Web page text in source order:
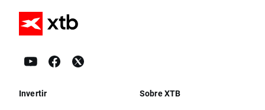
Invertir Sobre XTB